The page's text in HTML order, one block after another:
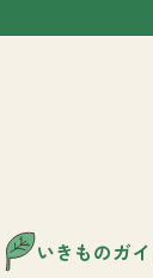
いきものガ